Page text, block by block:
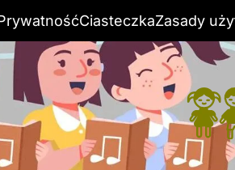
CiasteczkaZasady